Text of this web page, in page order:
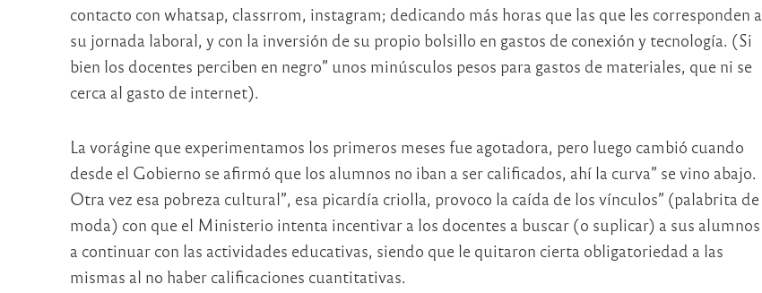
contacto con whatsap, classrrom, instagram; dedicando más horas que las que les corresponden a
su jornada laboral, y con la inversión de su propio bolsillo en gastos de conexión y tecnología. (Si
bien los docentes perciben en negro” unos minúsculos pesos para gastos de materiales, que ni se
cerca al gasto de internet).
La vorágine que experimentamos los primeros meses fue agotadora, pero luego cambió cuando
desde el Gobierno se afirmó que los alumnos no iban a ser calificados, ahí la curva” se vino abajo.
Otra vez esa pobreza cultural”, esa picardía criolla, provoco la caída de los vínculos” (palabrita de
moda) con que el Ministerio intenta incentivar a los docentes a buscar (o suplicar) a sus alumnos
a continuar con las actividades educativas, siendo que le quitaron cierta obligatoriedad a las
mismas al no haber calificaciones cuantitativas.